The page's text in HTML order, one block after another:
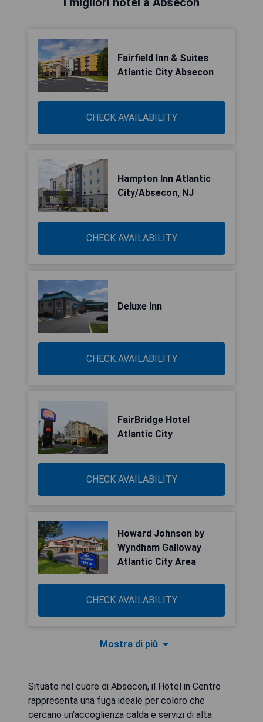
Fairfield Inn & Suites
Atlantic City Absecon
CHECK AVAILABILITY
Hampton Inn Atlantic
City/Absecon, NJ
CHECK AVAILABILITY
Deluxe Inn
CHECK AVAILABILITY
FairBridge Hotel
Atlantic City
CHECK AVAILABILITY
Howard Johnson by
Wyndham Galloway
Atlantic City Area
CHECK AVAILABILITY
Mostra di più
Situato nel cuore di Absecon, il Hotel in Centro
rappresenta una fuga ideale per coloro che
cercano un'accoglienza calda e servizi di alta